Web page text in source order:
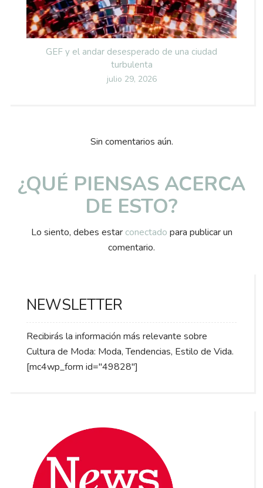
GEF y el andar desesperado de una ciudad
turbulenta
Posted
julio 29, 2026
Sin comentarios aún.
¿QUÉ PIENSAS ACERCA
DE ESTO?
Lo siento, debes estar conectado para publicar un
comentario.
NEWSLETTER
Recibirás la información más relevante sobre
Cultura de Moda: Moda, Tendencias, Estilo de Vida.
[mc4wp_form id="49828"]